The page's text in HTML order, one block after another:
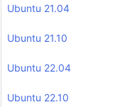
Ubuntu 21.04
Ubuntu 21.10
Ubuntu 22.04
Ubuntu 22.10